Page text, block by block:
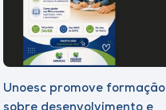
Unoesc promove formação